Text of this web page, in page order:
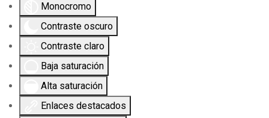
Monocromo
Contraste oscuro
Contraste claro
Baja saturación
Alta saturación
Enlaces destacados